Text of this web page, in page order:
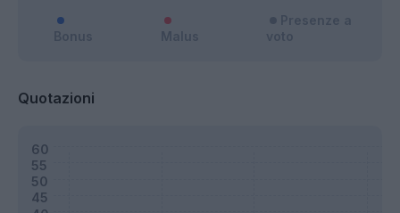
Quotazioni